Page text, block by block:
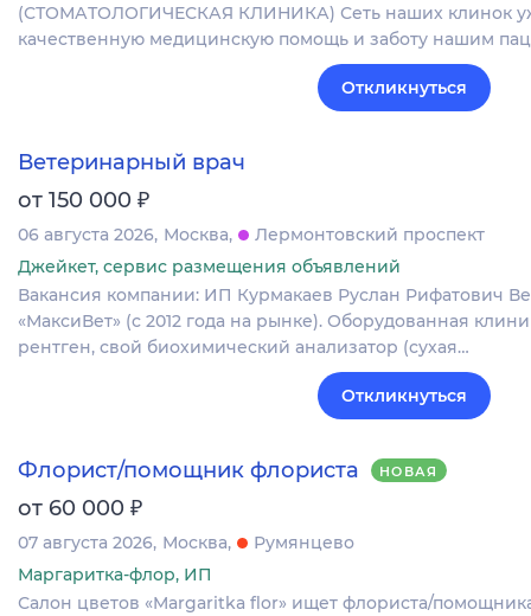
(СТОМАТОЛОГИЧЕСКАЯ КЛИНИКА) Сеть наших клинок
качественную медицинскую помощь и заботу нашим
Откликнуться
Ветеринарный врач
от 150 000 ₽
06 августа 2026 Москва
Лермонтовский проспект
Джейкет, сервис размещения объявлений
Вакансия компании: ИП Курмакаев Руслан Рифатович
«МаксиВет» (с 2012 года на рынке). Оборудованная
рентген, свой биохимический анализатор (сухая…
Откликнуться
Флорист/помощник флориста НОВАЯ
от 60 000 ₽
07 августа 2026 Москва
Румянцево
Маргаритка-флор, ИП
Салон цветов «Margaritka flor» ищет флориста/